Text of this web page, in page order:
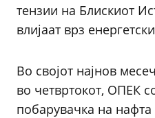
тензии на Блискиот
влијаат врз
Во својот најнов
во четвртокот, ОПЕК
побарувачка на нафта